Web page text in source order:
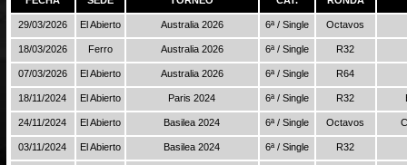
29/03/2026 El Abierto Australia 2026 6ª / Single Octavos
18/03/2026 Ferro Australia 2026 6ª / Single R32
07/03/2026 El Abierto Australia 2026 6ª / Single R64
18/11/2024 El Abierto Paris 2024 6ª / Single R32
24/11/2024 El Abierto Basilea 2024 6ª / Single Octavos
03/11/2024 El Abierto Basilea 2024 6ª / Single R32